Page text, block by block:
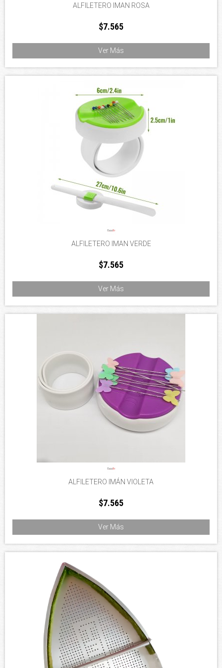
ALFILETERO IMAN ROSA
$7.565
Ver Más
ALFILETERO IMAN VERDE
$7.565
Ver Más
ALFILETERO IMÁN VIOLETA
$7.565
Ver Más